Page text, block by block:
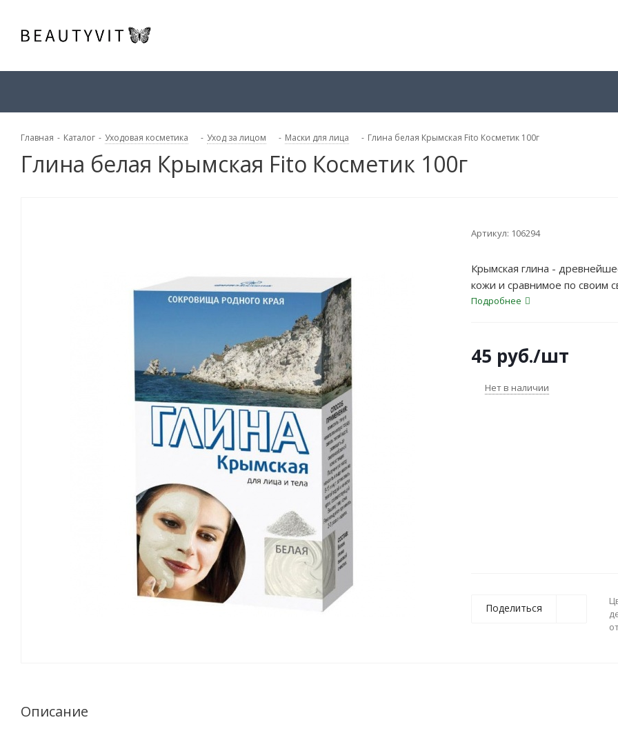
Главная - Каталог - Уходовая косметика - Уход за лицом - Маски для лица - Глина белая Крымская Fito Косметик 100г
Глина белая Крымская Fito Косметик 100г
Артикул: 106294
Крымская глина -
кожи и сравнимое по своим
исключительной
средство для очищения,
и тела!
Подробнее
45 руб./шт
Нет в наличии
Поделиться
Описание